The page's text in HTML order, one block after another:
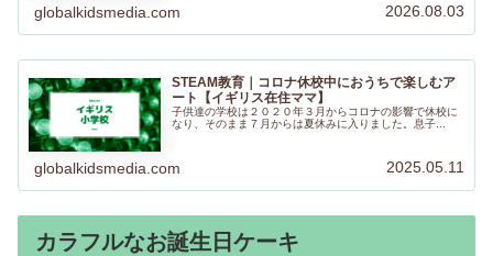
globalkidsmedia.com 2026.08.03
STEAM教育｜コロナ休校中におうちで楽しむア
ート【イギリス在住ママ】
子供達の学校は２０２０年３月からコロナの影響で休校に
なり、そのまま７月からは夏休みに入りました。息子...
globalkidsmedia.com 2025.05.11
カラフルなお誕生日ケーキ